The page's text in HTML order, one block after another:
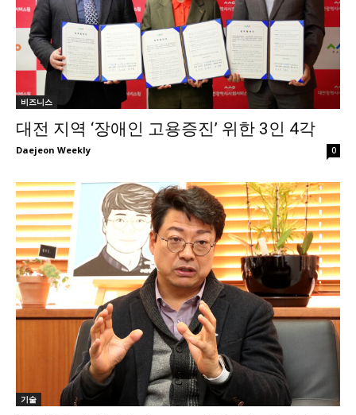
비즈니스
대전 지역 ‘장애인 고용증진’ 위한 3인 4각
Daejeon Weekly 0
기술